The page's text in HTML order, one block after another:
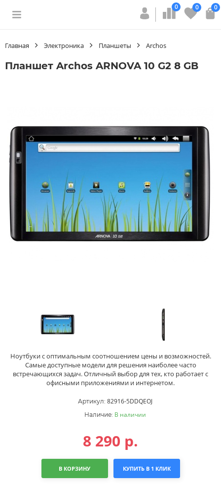
0 0 0
Главная Электроника Планшеты Archos
Планшет Archos ARNOVA 10 G2 8 GB
Ноутбуки с оптимальным соотношением цены и возможностей.
Самые доступные модели для решения наиболее часто
встречающихся задач. Отличный выбор для тех, кто работает с
офисными приложениями и интернетом.
Артикул: 82916-5DDQEOJ
Наличие: В наличии
8 290 р.
В КОРЗИНУ КУПИТЬ В 1 КЛИК